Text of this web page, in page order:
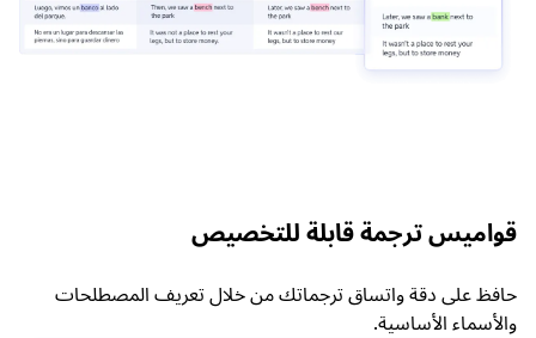
قواميس ترجمة قابلة للتخصيص
حافظ على دقة واتساق ترجماتك من خلال تعريف المصطلحات
والأسماء الأساسية.